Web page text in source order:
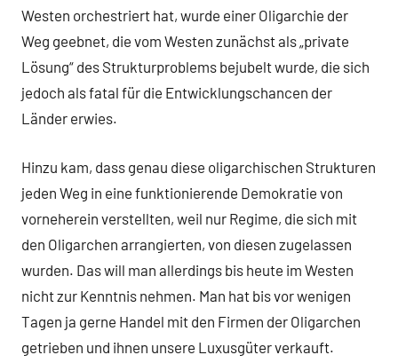
Westen orchestriert hat, wurde einer Oligarchie der
Weg geebnet, die vom Westen zunächst als „private
Lösung“ des Strukturproblems bejubelt wurde, die sich
jedoch als fatal für die Entwicklungschancen der
Länder erwies.
Hinzu kam, dass genau diese oligarchischen Strukturen
jeden Weg in eine funktionierende Demokratie von
vorneherein verstellten, weil nur Regime, die sich mit
den Oligarchen arrangierten, von diesen zugelassen
wurden. Das will man allerdings bis heute im Westen
nicht zur Kenntnis nehmen. Man hat bis vor wenigen
Tagen ja gerne Handel mit den Firmen der Oligarchen
getrieben und ihnen unsere Luxusgüter verkauft.